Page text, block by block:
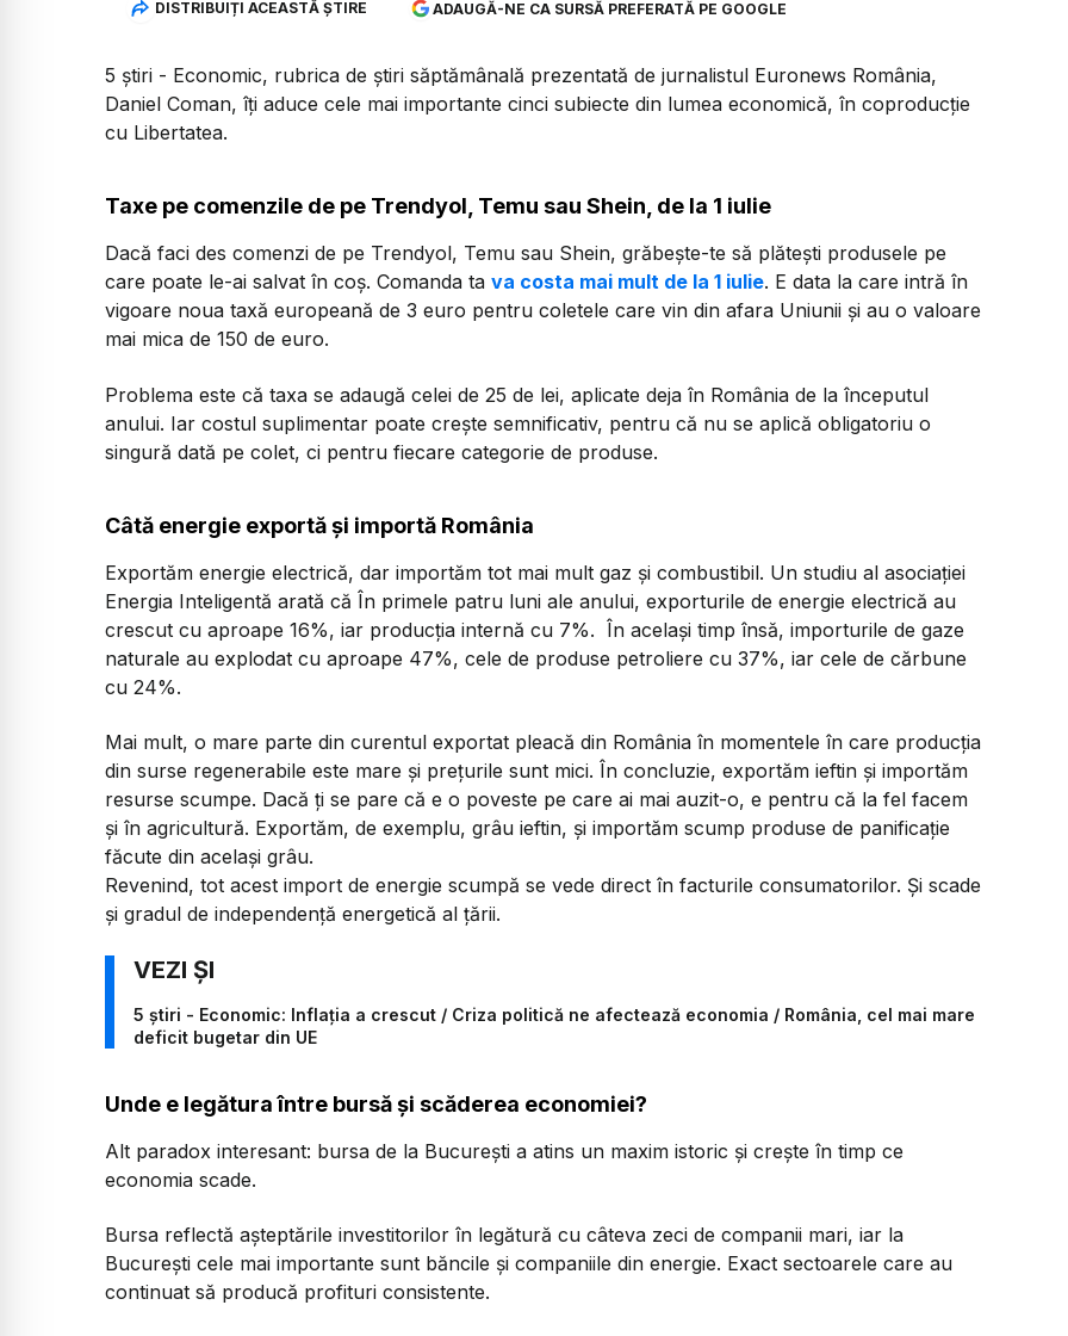
DISTRIBUIȚI ACEASTĂ ȘTIRE ADAUGĂ-NE CA SURSĂ PREFERATĂ PE GOOGLE
5 știri - Economic, rubrica de știri săptămânală prezentată de jurnalistul Euronews România,
Daniel Coman, îți aduce cele mai importante cinci subiecte din lumea economică, în coproducție
cu Libertatea.
Taxe pe comenzile de pe Trendyol, Temu sau Shein, de la 1 iulie
Dacă faci des comenzi de pe Trendyol, Temu sau Shein, grăbește-te să plătești produsele pe
care poate le-ai salvat în coș. Comanda ta va costa mai mult de la 1 iulie. E data la care intră în
vigoare noua taxă europeană de 3 euro pentru coletele care vin din afara Uniunii și au o valoare
mai mica de 150 de euro.
Problema este că taxa se adaugă celei de 25 de lei, aplicate deja în România de la începutul
anului. Iar costul suplimentar poate crește semnificativ, pentru că nu se aplică obligatoriu o
singură dată pe colet, ci pentru fiecare categorie de produse.
Câtă energie exportă și importă România
Exportăm energie electrică, dar importăm tot mai mult gaz și combustibil. Un studiu al asociației
Energia Inteligentă arată că În primele patru luni ale anului, exporturile de energie electrică au
crescut cu aproape 16%, iar producția internă cu 7%. În același timp însă, importurile de gaze
naturale au explodat cu aproape 47%, cele de produse petroliere cu 37%, iar cele de cărbune
cu 24%.
Mai mult, o mare parte din curentul exportat pleacă din România în momentele în care producția
din surse regenerabile este mare și prețurile sunt mici. În concluzie, exportăm ieftin și importăm
resurse scumpe. Dacă ți se pare că e o poveste pe care ai mai auzit-o, e pentru că la fel facem
și în agricultură. Exportăm, de exemplu, grâu ieftin, și importăm scump produse de panificație
făcute din același grâu.
Revenind, tot acest import de energie scumpă se vede direct în facturile consumatorilor. Și scade
și gradul de independență energetică al țării.
5 știri - Economic: Inflația a crescut / Criza politică ne afectează economia / România, cel mai mare
deficit bugetar din UE
Unde e legătura între bursă și scăderea economiei?
Alt paradox interesant: bursa de la București a atins un maxim istoric și crește în timp ce
economia scade.
Bursa reflectă așteptările investitorilor în legătură cu câteva zeci de companii mari, iar la
București cele mai importante sunt băncile și companiile din energie. Exact sectoarele care au
continuat să producă profituri consistente.